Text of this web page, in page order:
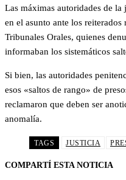
Las máximas autoridades de
en el asunto ante los
Tribunales Orales, quienes
informaban los sistemáticos
Si bien, las autoridades
esos «saltos de rango» de
reclamaron que deben ser
anomalía.
TAGS JUSTICIA
COMPARTÍ ESTA NOTICIA